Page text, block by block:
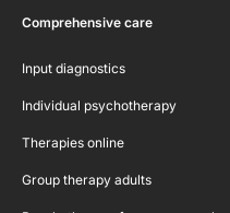
Comprehensive care
Input diagnostics
Individual psychotherapy
Therapies online
Group therapy adults